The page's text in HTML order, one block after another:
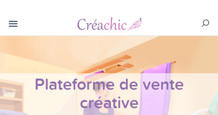
Plateforme de vente
créative